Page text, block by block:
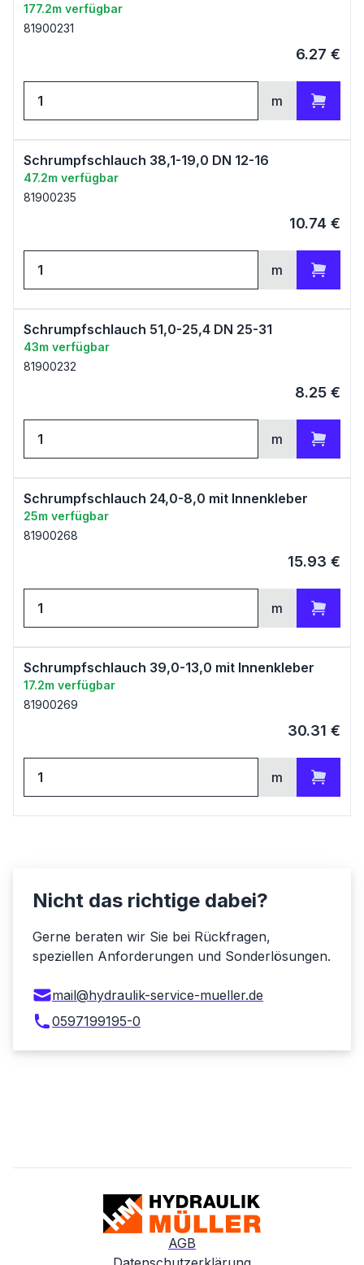
177.2m verfügbar
81900231
6.27 €
m
Schrumpfschlauch 38,1-19,0 DN 12-16
47.2m verfügbar
81900235
10.74 €
m
Schrumpfschlauch 51,0-25,4 DN 25-31
43m verfügbar
81900232
8.25 €
m
Schrumpfschlauch 24,0-8,0 mit Innenkleber
25m verfügbar
81900268
15.93 €
m
Schrumpfschlauch 39,0-13,0 mit Innenkleber
17.2m verfügbar
81900269
30.31 €
m
Nicht das richtige dabei?
Gerne beraten wir Sie bei Rückfragen,
speziellen Anforderungen und Sonderlösungen.
mail@hydraulik-service-mueller.de
0597199195-0
AGB